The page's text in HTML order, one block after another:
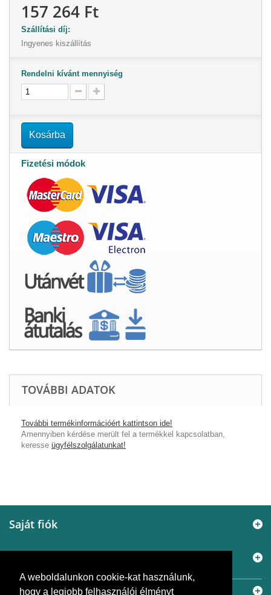
A weboldalunkon cookie-kat használunk,
hogy a legjobb felhasználói élményt
157 264 Ft
Szállítási díj:
Ingyenes kiszállítás
Rendelni kívánt mennyiség
Kosárba
Fizetési módok
TOVÁBBI ADATOK
További termékinformációért kattintson ide!
Amennyiben kérdése merült fel a termékkel kapcsolatban,
keresse ügyfélszolgálatunkat!
Saját fiók
Információ